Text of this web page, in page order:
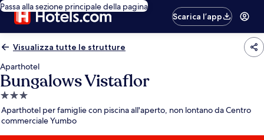
Passa alla sezione principale della pagina
Scarica l’app
Visualizza tutte le strutture
Aparthotel
Bungalows Vistaflor
Struttura
a
3.0
stelle
Aparthotel per famiglie con piscina all'aperto, non lontano da Centro
commerciale Yumbo